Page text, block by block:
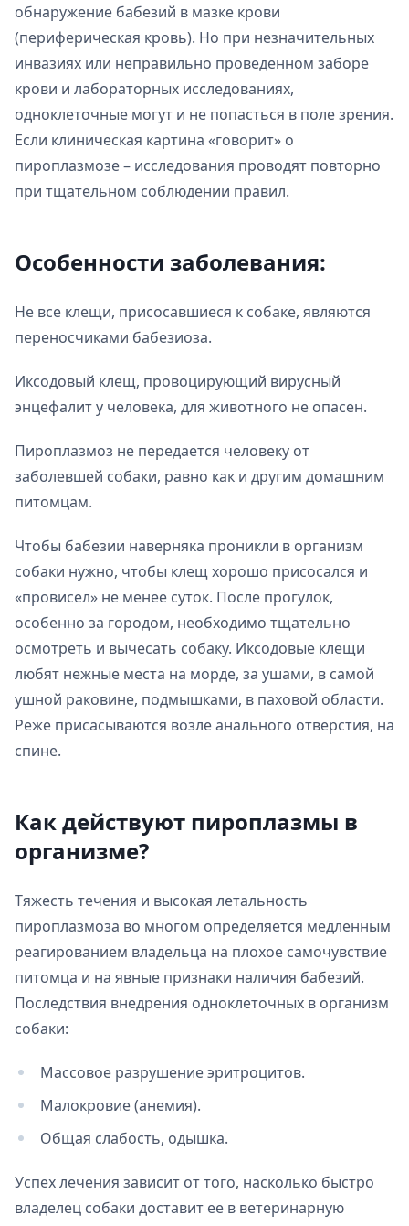
обнаружение бабезий в мазке крови
(периферическая кровь). Но при незначительных
инвазиях или неправильно проведенном заборе
крови и лабораторных исследованиях,
одноклеточные могут и не попасться в поле зрения.
Если клиническая картина «говорит» о
пироплазмозе – исследования проводят повторно
при тщательном соблюдении правил.
Особенности заболевания:
Не все клещи, присосавшиеся к собаке, являются
переносчиками бабезиоза.
Иксодовый клещ, провоцирующий вирусный
энцефалит у человека, для животного не опасен.
Пироплазмоз не передается человеку от
заболевшей собаки, равно как и другим домашним
питомцам.
Чтобы бабезии наверняка проникли в организм
собаки нужно, чтобы клещ хорошо присосался и
«провисел» не менее суток. После прогулок,
особенно за городом, необходимо тщательно
осмотреть и вычесать собаку. Иксодовые клещи
любят нежные места на морде, за ушами, в самой
ушной раковине, подмышками, в паховой области.
Реже присасываются возле анального отверстия, на
спине.
Как действуют пироплазмы в
организме?
Тяжесть течения и высокая летальность
пироплазмоза во многом определяется медленным
реагированием владельца на плохое самочувствие
питомца и на явные признаки наличия бабезий.
Последствия внедрения одноклеточных в организм
собаки:
Массовое разрушение эритроцитов.
Малокровие (анемия).
Общая слабость, одышка.
Успех лечения зависит от того, насколько быстро
владелец собаки доставит ее в ветеринарную